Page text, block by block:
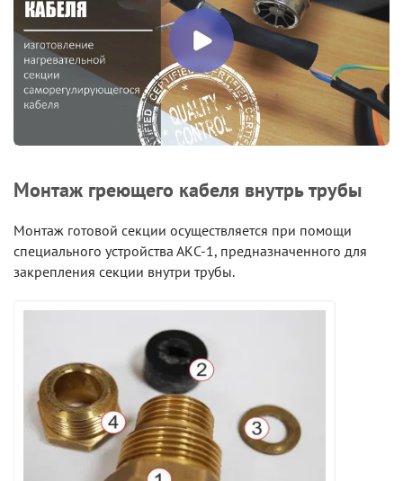
Монтаж греющего кабеля внутрь трубы
Монтаж готовой секции осуществляется при помощи
специального устройства АКС-1, предназначенного для
закрепления секции внутри трубы.